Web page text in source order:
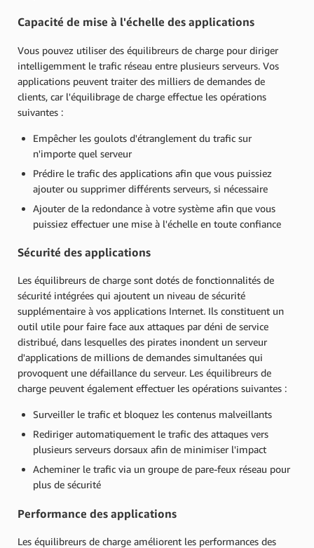
Capacité de mise à l'échelle des applications
Vous pouvez utiliser des équilibreurs de charge pour diriger
intelligemment le trafic réseau entre plusieurs serveurs. Vos
applications peuvent traiter des milliers de demandes de
clients, car l'équilibrage de charge effectue les opérations
suivantes :
Empêcher les goulots d'étranglement du trafic sur
n'importe quel serveur
Prédire le trafic des applications afin que vous puissiez
ajouter ou supprimer différents serveurs, si nécessaire
Ajouter de la redondance à votre système afin que vous
puissiez effectuer une mise à l'échelle en toute confiance
Sécurité des applications
Les équilibreurs de charge sont dotés de fonctionnalités de
sécurité intégrées qui ajoutent un niveau de sécurité
supplémentaire à vos applications Internet. Ils constituent un
outil utile pour faire face aux attaques par déni de service
distribué, dans lesquelles des pirates inondent un serveur
d'applications de millions de demandes simultanées qui
provoquent une défaillance du serveur. Les équilibreurs de
charge peuvent également effectuer les opérations suivantes :
Surveiller le trafic et bloquez les contenus malveillants
Rediriger automatiquement le trafic des attaques vers
plusieurs serveurs dorsaux afin de minimiser l'impact
Acheminer le trafic via un groupe de pare-feux réseau pour
plus de sécurité
Performance des applications
Les équilibreurs de charge améliorent les performances des